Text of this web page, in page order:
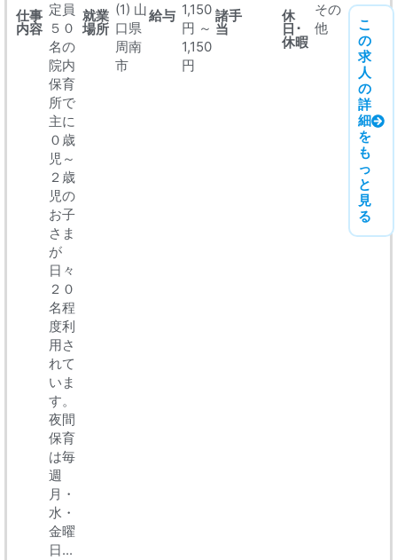
仕事
内容
定員
５０
名の
院内
保育
所で
主に
０歳
児～
２歳
児の
お子
さま
が
日々
２０
名程
度利
用さ
れて
いま
す。
夜間
保育
は毎
週
月・
水・
金曜
日...
就業
場所
(1) 山
口県
周南
市
給与 1,150
円 ～
1,150
円
諸手
当
休
日･
休暇
その
他
こ
の
求
人
の
詳
細
を
も
っ
と
見
る